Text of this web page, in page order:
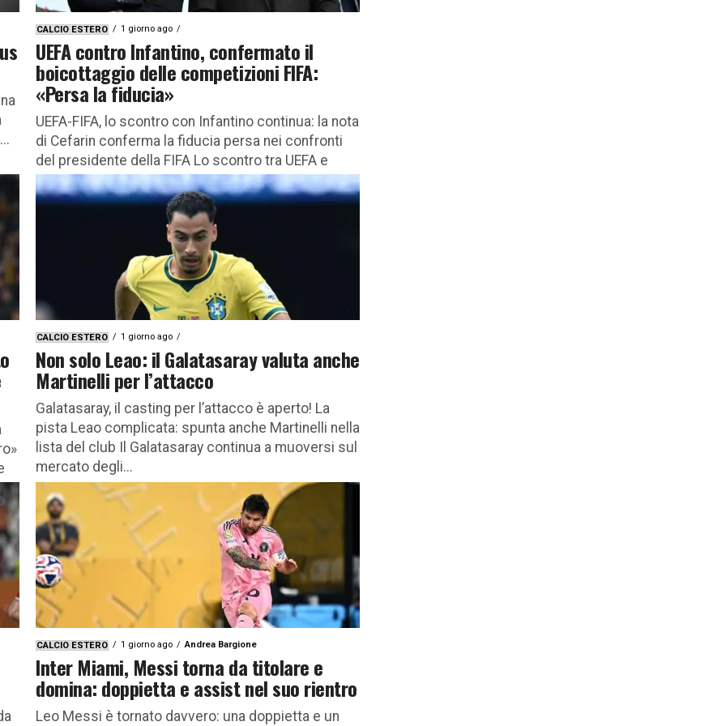
CALCIO ESTERO 1 giorno ago
UEFA contro Infantino, confermato il
boicottaggio delle competizioni FIFA:
«Persa la fiducia»
UEFA-FIFA, lo scontro con Infantino continua: la nota
di Cefarin conferma la fiducia persa nei confronti
del presidente della FIFA Lo scontro tra UEFA e
FIFA...
CALCIO ESTERO 1 giorno ago
Non solo Leao: il Galatasaray valuta anche
Martinelli per l’attacco
Galatasaray, il casting per l’attacco è aperto! La
pista Leao complicata: spunta anche Martinelli nella
lista del club Il Galatasaray continua a muoversi sul
mercato degli...
CALCIO ESTERO 1 giorno ago Andrea Bargione
Inter Miami, Messi torna da titolare e
domina: doppietta e assist nel suo rientro
Leo Messi è tornato davvero: una doppietta e un